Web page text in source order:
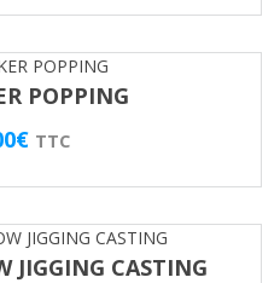
POPPING
€ TTC
JIGGING CASTING